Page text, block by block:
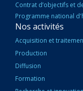
Contrat d’objectifs et
Programme national
Nos activités
Acquisition et
Production
Diffusion
Formation